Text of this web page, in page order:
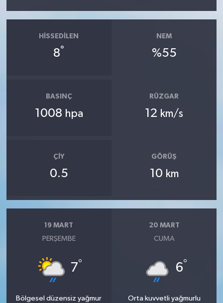
HISSEDILEN
8°
NEM
%55
BASINÇ
1008 hpa
RÜZGAR
12 km/s
ÇIY
0.5
GÖRÜŞ
10 km
19 MART
PERŞEMBE
7°
Bölgesel düzensiz yağmur
20 MART
CUMA
6°
Orta kuvvetli yağmurlu